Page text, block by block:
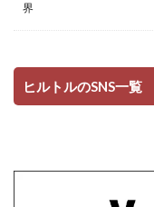
界
ヒルトルのSNS一覧